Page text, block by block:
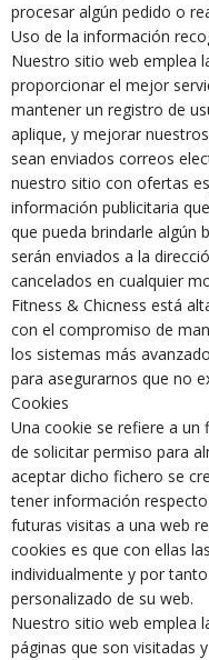
procesar algún pedido o
Uso de la información
Nuestro sitio web emplea
proporcionar el mejor
mantener un registro de
aplique, y mejorar
sean enviados correos
nuestro sitio con ofertas
información publicitaria
que pueda brindarle algún
serán enviados a la
cancelados en cualquier
Fitness & Chicness está
con el compromiso de
los sistemas más
para asegurarnos que no
Cookies
Una cookie se refiere a un
de solicitar permiso para
aceptar dicho fichero se
tener información
futuras visitas a una web
cookies es que con ellas
individualmente y por
personalizado de su web.
Nuestro sitio web emplea
páginas que son visitadas